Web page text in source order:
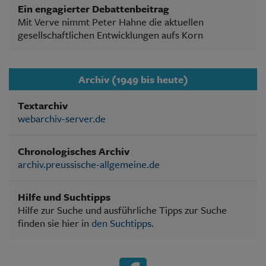
Ein engagierter Debattenbeitrag
Mit Verve nimmt Peter Hahne die aktuellen
gesellschaftlichen Entwicklungen aufs Korn
Archiv (1949 bis heute)
Textarchiv
webarchiv-server.de
Chronologisches Archiv
archiv.preussische-allgemeine.de
Hilfe und Suchtipps
Hilfe zur Suche und ausführliche Tipps zur Suche
finden sie hier in den Suchtipps.